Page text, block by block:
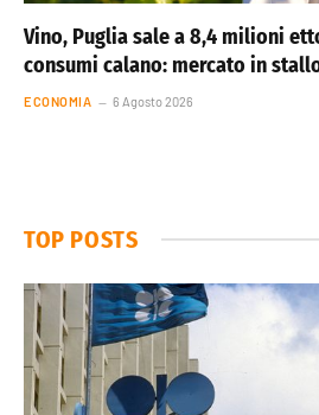
Vino, Puglia sale a 8,4 milioni
consumi calano: mercato in
ECONOMIA 6 Agosto 2026
TOP POSTS